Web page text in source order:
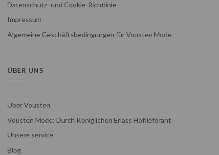
Datenschutz- und Cookie-Richtlinie
Impressum
Algemeine Geschäftsbedingungen für Vousten Mode
ÜBER UNS
Über Vousten
Vousten Mode: Durch Königlichen Erlass Hoflieferant
Unsere service
Blog